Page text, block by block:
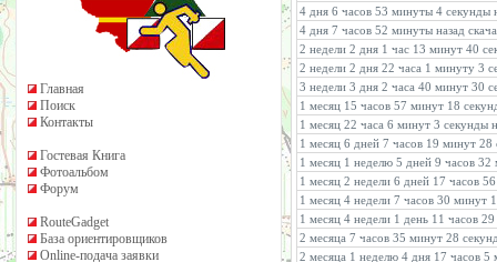
Главная
Поиск
Контакты
Гостевая Книга
Фотоальбом
Форум
RouteGadget
База ориентировщиков
Online-подача заявки
4 дня 6 часов 53 минуты 4 секунды
4 дня 7 часов 52 минуты назад
2 недели 2 дня 1 час 13 минут 40
2 недели 2 дня 22 часа 1 минуту 3
3 недели 3 дня 2 часа 40 минут 30
1 месяц 15 часов 57 минут 18
1 месяц 22 часа 6 минут 3 секунды
1 месяц 6 дней 7 часов 19 минут 28
1 месяц 1 неделю 5 дней 9 часов 32
1 месяц 2 недели 6 дней 17 часов
1 месяц 4 недели 7 часов 30 минут
1 месяц 4 недели 1 день 11 часов
2 месяца 7 часов 35 минут 28
2 месяца 1 неделю 4 дня 17 часов 5